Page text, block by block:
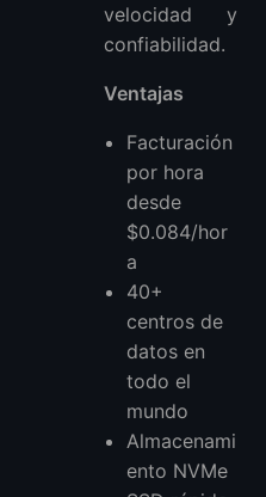
velocidad y
confiabilidad.
Ventajas
Facturación
por hora
desde
$0.084/hor
a
40+
centros de
datos en
todo el
mundo
Almacenami
ento NVMe